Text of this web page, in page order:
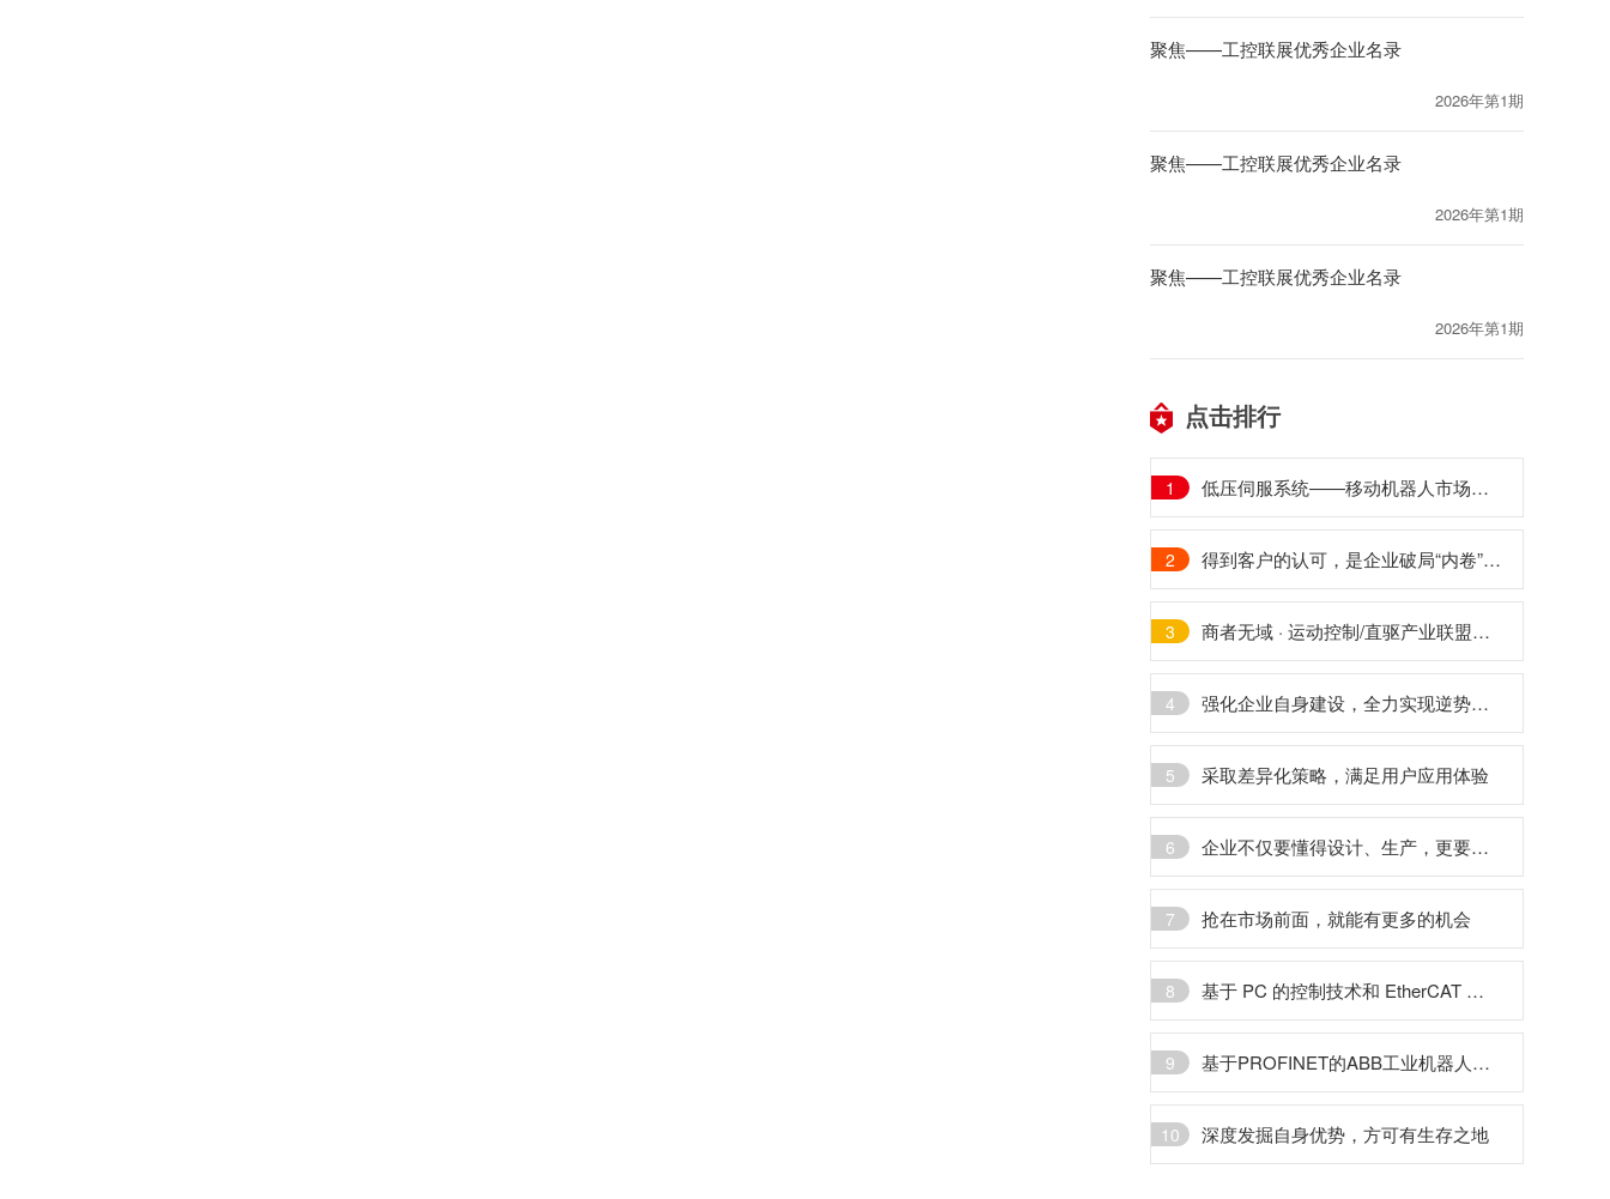
聚焦——工控联展优秀企业名录
2026年第1期
聚焦——工控联展优秀企业名录
2026年第1期
聚焦——工控联展优秀企业名录
2026年第1期
点击排行
1 低压伺服系统——移动机器人市场的“新宠儿”
2 得到客户的认可，是企业破局“内卷”的关键
3 商者无域 · 运动控制/直驱产业联盟日本先进制造研学行
4 强化企业自身建设，全力实现逆势成长
5 采取差异化策略，满足用户应用体验
6 企业不仅要懂得设计、生产，更要懂得行业运用
7 抢在市场前面，就能有更多的机会
8 基于 PC 的控制技术和 EtherCAT 总线显著提高过程自动化和数据透明度
9 基于PROFINET的ABB工业机器人与西门子PLC通讯应用
10 深度发掘自身优势，方可有生存之地